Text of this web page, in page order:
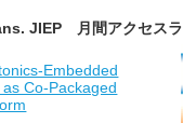
JIEP 月間アクセスラ
Embedded
Co-Packaged